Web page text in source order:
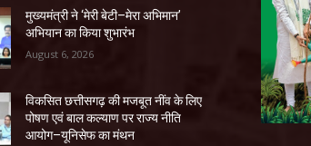
मुख्यमंत्री ने ‘मेरी बेटी–मेरा अभिमान’
अभियान का किया शुभारंभ
August 6, 2026
विकसित छत्तीसगढ़ की मजबूत नींव के लिए
पोषण एवं बाल कल्याण पर राज्य नीति
आयोग–यूनिसेफ का मंथन